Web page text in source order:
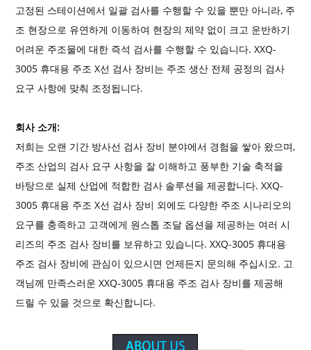
고정된 스테이션에서 일괄 검사를 수행할 수 있을 뿐만 아니라, 주
조 현장으로 유연하게 이동하여 현장의 제약 없이 크고 운반하기
어려운 주조물에 대한 즉석 검사를 수행할 수 있습니다. XXQ-
3005 휴대용 주조 X선 검사 장비는 주조 생산 전체 공정의 검사
요구 사항에 맞춰 조정됩니다.
회사 소개:
저희는 오랜 기간 방사선 검사 장비 분야에서 경험을 쌓아 왔으며,
주조 산업의 검사 요구 사항을 잘 이해하고 풍부한 기술 축적을
바탕으로 실제 산업에 적합한 검사 솔루션을 제공합니다. XXQ-
3005 휴대용 주조 X선 검사 장비 외에도 다양한 주조 시나리오의
요구를 충족하고 고객에게 원스톱 조달 옵션을 제공하는 여러 시
리즈의 주조 검사 장비를 보유하고 있습니다. XXQ-3005 휴대용
주조 검사 장비에 관심이 있으시면 언제든지 문의해 주십시오. 고
객님께 만족스러운 XXQ-3005 휴대용 주조 검사 장비를 제공해
드릴 수 있을 것으로 확신합니다.